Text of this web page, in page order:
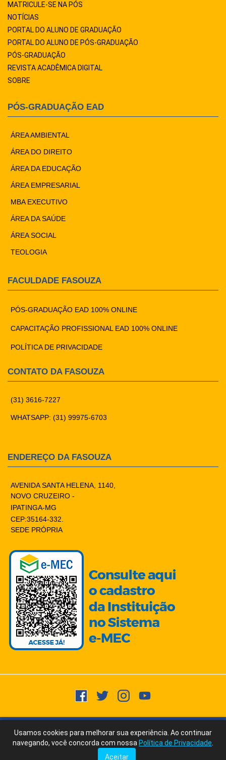
MATRICULE-SE NA PÓS
NOTÍCIAS
PORTAL DO ALUNO DE GRADUAÇÃO
PORTAL DO ALUNO DE PÓS-GRADUAÇÃO
PÓS-GRADUAÇÃO
REVISTA ACADÊMICA DIGITAL
SOBRE
PÓS-GRADUAÇÃO EAD
ÁREA AMBIENTAL
ÁREA DO DIREITO
ÁREA DA EDUCAÇÃO
ÁREA EMPRESARIAL
MBA EXECUTIVO
ÁREA DA SAÚDE
ÁREA SOCIAL
TEOLOGIA
FACULDADE FASOUZA
PÓS-GRADUAÇÃO EAD 100% ONLINE
CAPACITAÇÃO PROFISSIONAL EAD 100% ONLINE
POLÍTICA DE PRIVACIDADE
CONTATO DA FASOUZA
(31) 3616-7227
WHATSAPP: (31) 99975-6703
ENDEREÇO DA FASOUZA
AVENIDA SANTA HELENA, 1140,
NOVO CRUZEIRO -
IPATINGA-MG
CEP:35164-332.
SEDE PRÓPRIA
Copyright © 2015 -2026- Todos os direitos reservados. Usuários
Online:1113
Ícones/Imagens by Freepik | Fonte Texto: ChatGPT/AI Writer by Ubersuggest
Usamos cookies para melhorar sua experiência. Ao continuar
navegando, você concorda com nossa Política de Privacidade
Aceitar
Fale Conosco
via WhatsApp